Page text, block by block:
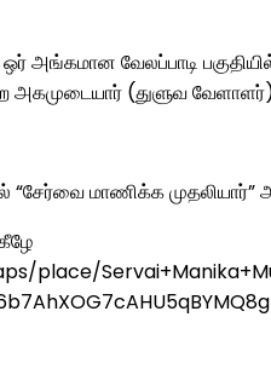
அங்கமான வேலப்பாடி
அகமுடையார் (துளுவ
“சேர்வை மாணிக்க
place/